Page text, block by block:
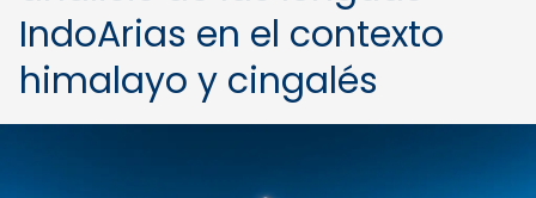
IndoArias en el contexto
himalayo y cingalés